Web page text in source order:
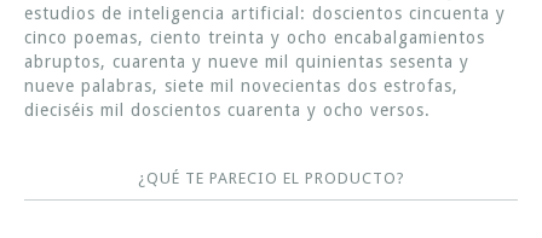
estudios de inteligencia artificial: doscientos cincuenta y
cinco poemas, ciento treinta y ocho encabalgamientos
abruptos, cuarenta y nueve mil quinientas sesenta y
nueve palabras, siete mil novecientas dos estrofas,
dieciséis mil doscientos cuarenta y ocho versos.
¿QUÉ TE PARECIO EL PRODUCTO?